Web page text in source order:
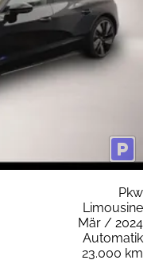
Pkw
Limousine
Mär / 2024
Automatik
23.000 km